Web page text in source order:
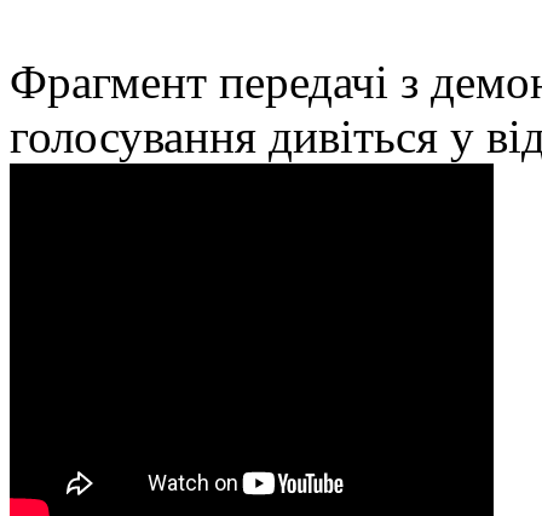
Фрагмент передачі з
голосування дивіться у